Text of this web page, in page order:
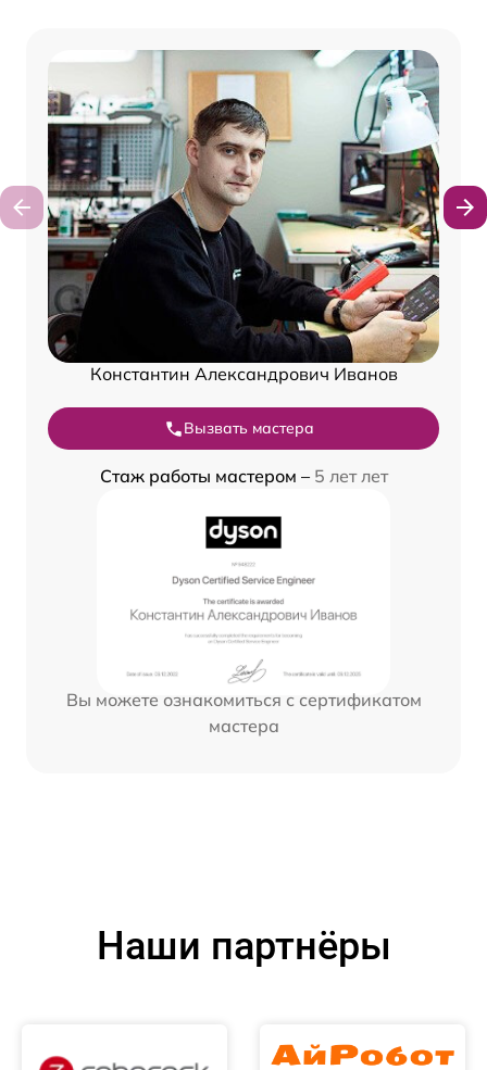
Константин Александрович Иванов
Вызвать мастера
Стаж работы мастером – 5 лет лет
Вы можете ознакомиться с сертификатом
мастера
Наши партнёры